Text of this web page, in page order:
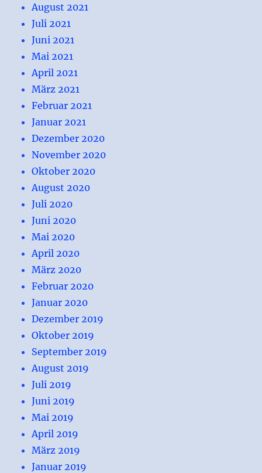
August 2021
Juli 2021
Juni 2021
Mai 2021
April 2021
März 2021
Februar 2021
Januar 2021
Dezember 2020
November 2020
Oktober 2020
August 2020
Juli 2020
Juni 2020
Mai 2020
April 2020
März 2020
Februar 2020
Januar 2020
Dezember 2019
Oktober 2019
September 2019
August 2019
Juli 2019
Juni 2019
Mai 2019
April 2019
März 2019
Januar 2019